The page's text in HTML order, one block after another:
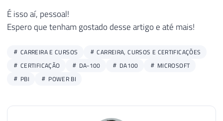
É isso aí, pessoal!
Espero que tenham gostado desse artigo e até mais!
CARREIRA E CURSOS
CARREIRA, CURSOS E CERTIFICAÇÕES
CERTIFICAÇÃO
DA-100 DA100
MICROSOFT
PBI
POWER BI